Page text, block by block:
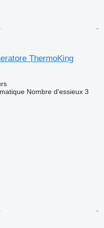
ThermoKing
Nombre d'essieux 3